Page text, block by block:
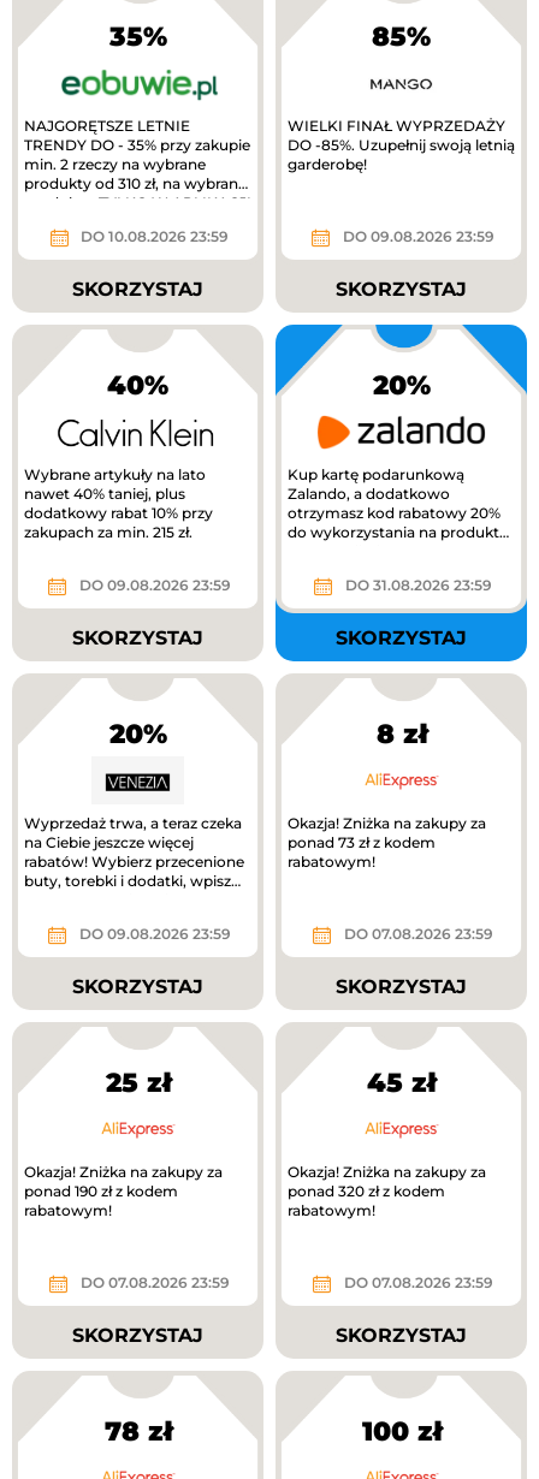
35%
NAJGORĘTSZE LETNIE
TRENDY DO - 35% przy zakupie
min. 2 rzeczy na wybrane
produkty od 310 zł, na wybrane
produkty. TYLKO W APLIKACJI
DO 10.08.2026 23:59
SKORZYSTAJ
85%
WIELKI FINAŁ WYPRZEDAŻY
DO -85%. Uzupełnij swoją letnią
garderobę!
DO 09.08.2026 23:59
SKORZYSTAJ
40%
Wybrane artykuły na lato
nawet 40% taniej, plus
dodatkowy rabat 10% przy
zakupach za min. 215 zł.
DO 09.08.2026 23:59
SKORZYSTAJ
20%
Kup kartę podarunkową
Zalando, a dodatkowo
otrzymasz kod rabatowy 20%
do wykorzystania na produkty
DO 31.08.2026 23:59
SKORZYSTAJ
20%
Wyprzedaż trwa, a teraz czeka
na Ciebie jeszcze więcej
rabatów! Wybierz przecenione
buty, torebki i dodatki, wpisz
DO 09.08.2026 23:59
SKORZYSTAJ
8 zł
Okazja! Zniżka na zakupy za
ponad 73 zł z kodem
rabatowym!
DO 07.08.2026 23:59
SKORZYSTAJ
25 zł
Okazja! Zniżka na zakupy za
ponad 190 zł z kodem
rabatowym!
DO 07.08.2026 23:59
SKORZYSTAJ
45 zł
Okazja! Zniżka na zakupy za
ponad 320 zł z kodem
rabatowym!
DO 07.08.2026 23:59
SKORZYSTAJ
78 zł 100 zł